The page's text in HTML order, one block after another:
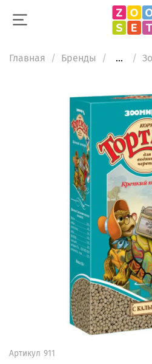
Главная Бренды ...
Артикул 911